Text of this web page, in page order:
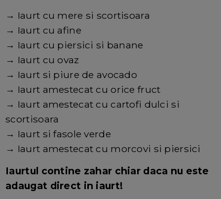
→ Iaurt cu mere si scortisoara
→ Iaurt cu afine
→ Iaurt cu piersici si banane
→ Iaurt cu ovaz
→ Iaurt si piure de avocado
→ Iaurt amestecat cu orice fruct
→ Iaurt amestecat cu cartofi dulci si
scortisoara
→ Iaurt si fasole verde
→ Iaurt amestecat cu morcovi si piersici
Iaurtul contine zahar chiar daca nu este
adaugat direct in iaurt!